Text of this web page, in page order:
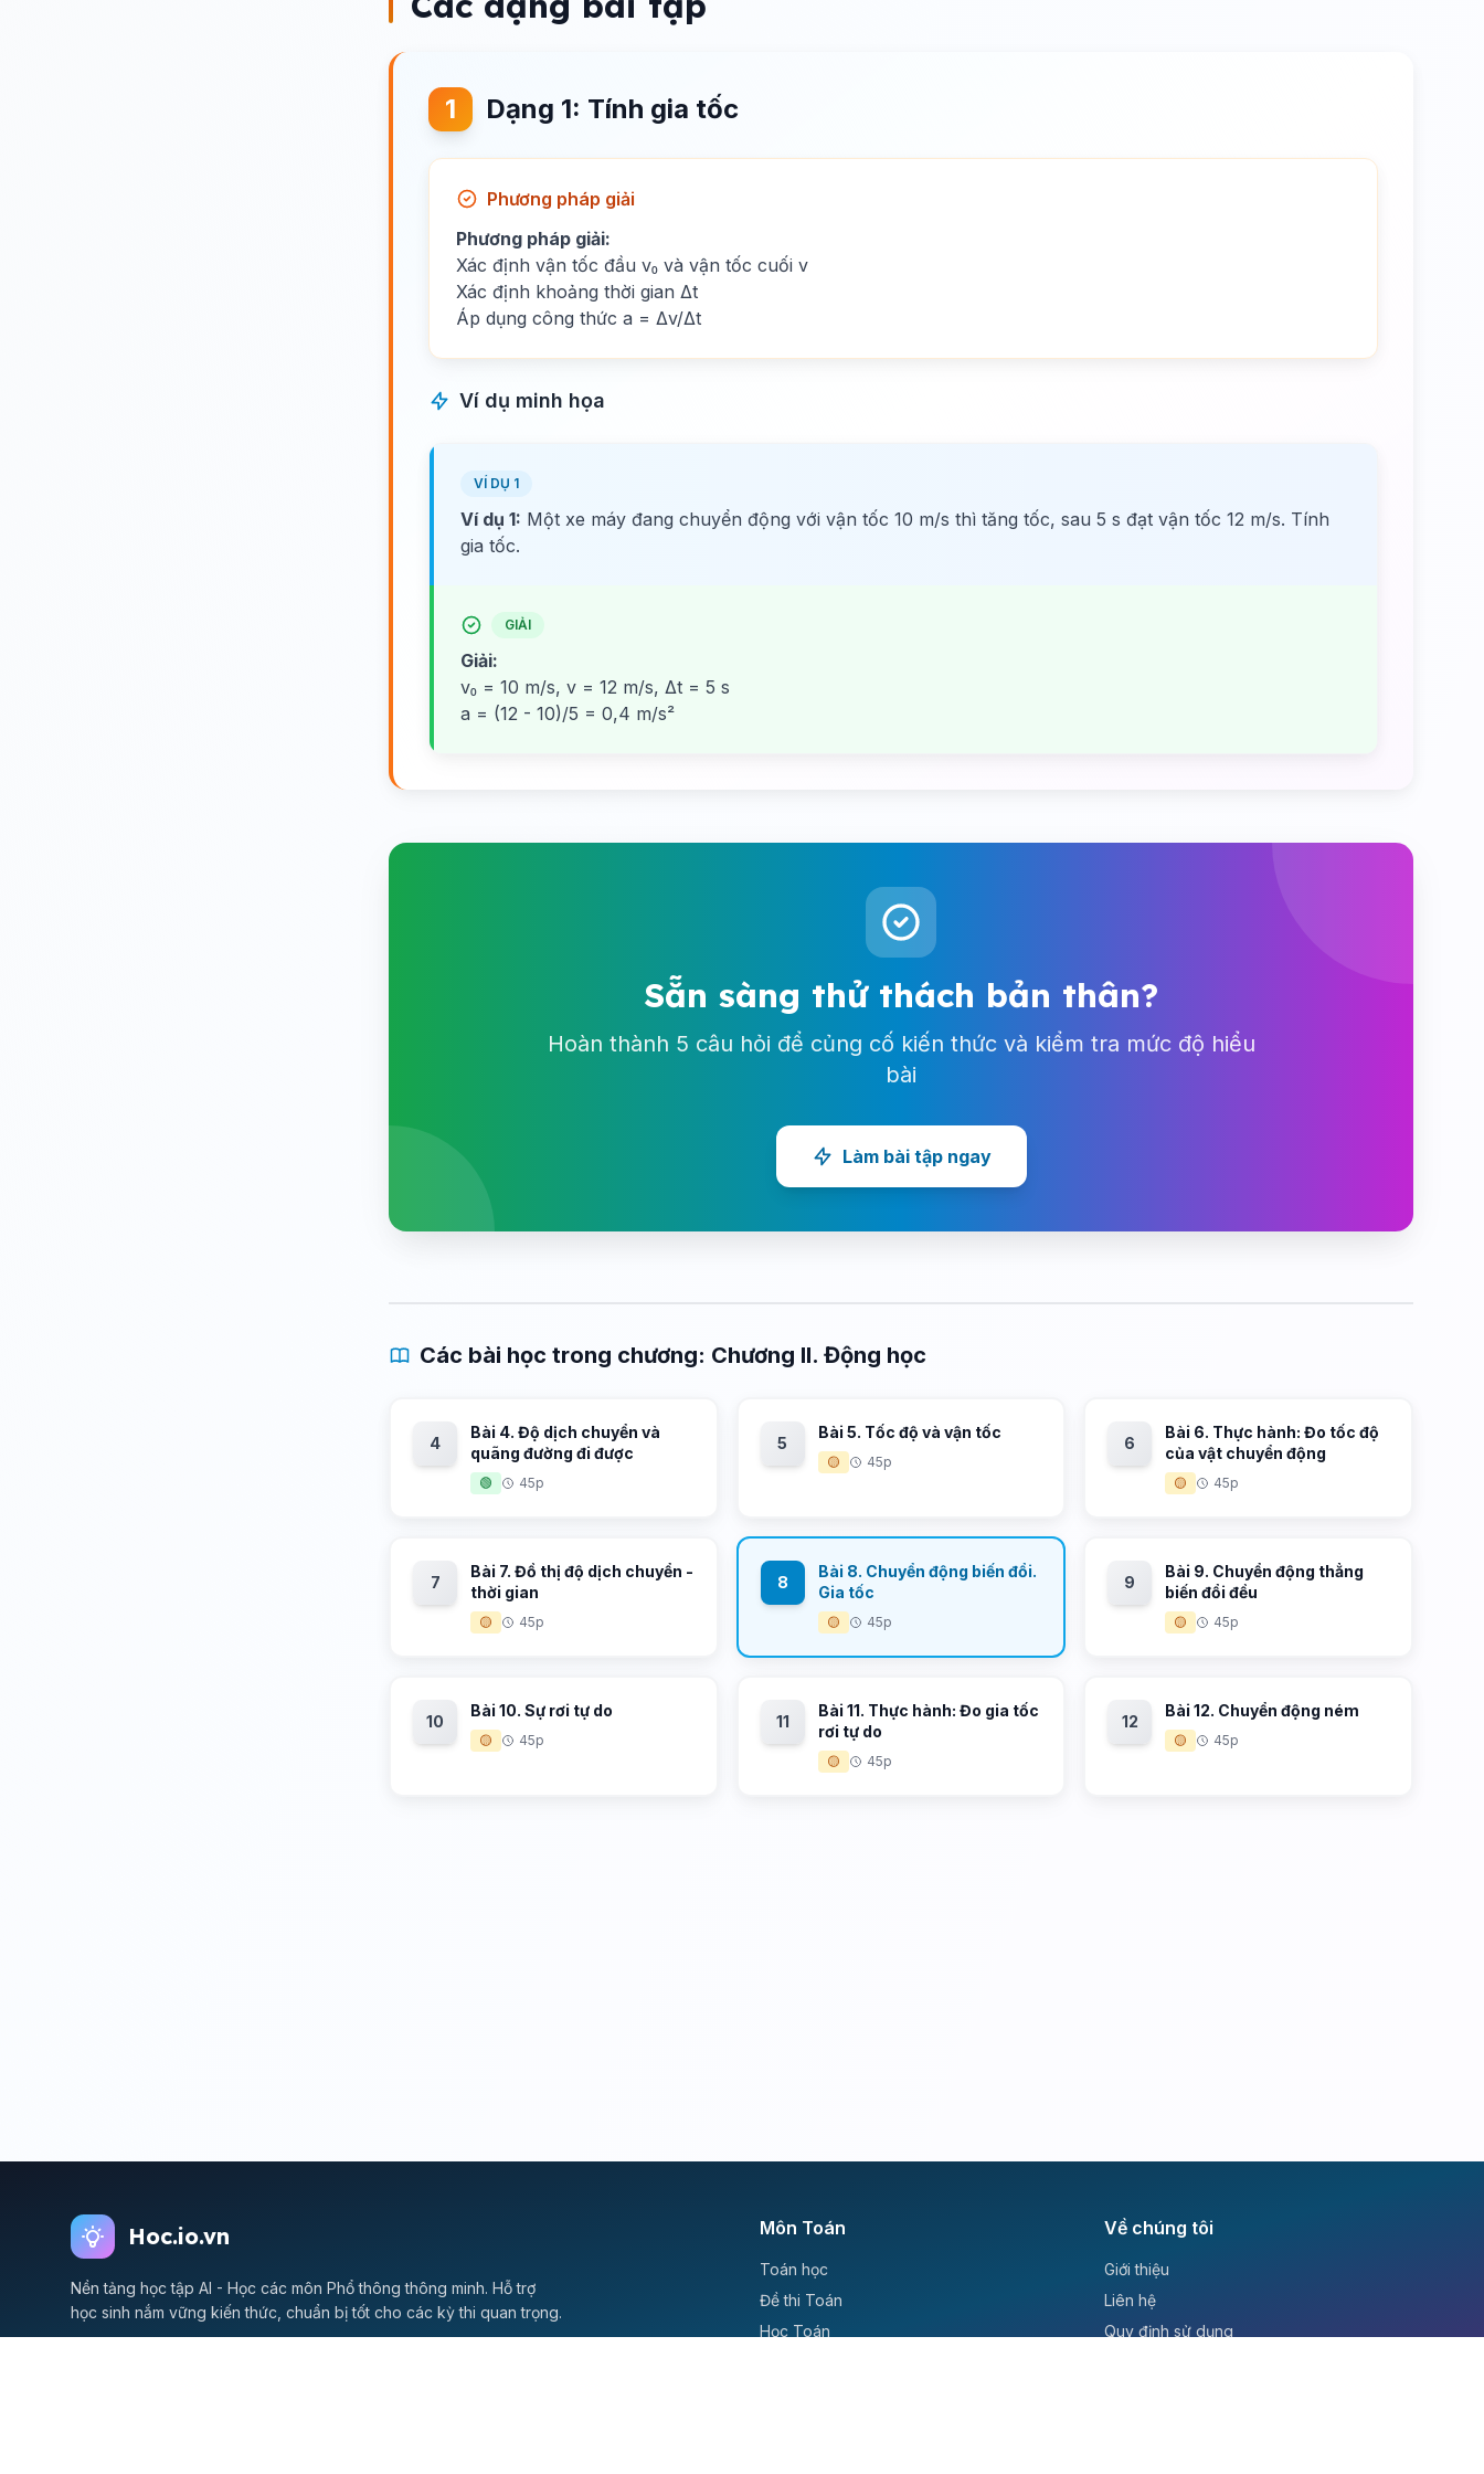
1 Dạng 1: Tính gia tốc
Phương pháp giải
Phương pháp giải:
Xác định vận tốc đầu v₀ và vận tốc cuối v
Xác định khoảng thời gian Δt
Áp dụng công thức a = Δv/Δt
Ví dụ minh họa
VÍ DỤ 1
Ví dụ 1: Một xe máy đang chuyển động với vận tốc 10 m/s thì tăng tốc, sau 5 s đạt vận tốc 12 m/s. Tính
gia tốc.
GIẢI
Giải:
v₀ = 10 m/s, v = 12 m/s, Δt = 5 s
a = (12 - 10)/5 = 0,4 m/s²
Sẵn sàng thử thách bản thân?
Hoàn thành 5 câu hỏi để củng cố kiến thức và kiểm tra mức độ hiểu
bài
Làm bài tập ngay
Các bài học trong chương: Chương II. Động học
4
Bài 4. Độ dịch chuyển và
quãng đường đi được
🟢 45p
5
Bài 5. Tốc độ và vận tốc
🟡 45p
6
Bài 6. Thực hành: Đo tốc độ
của vật chuyển động
🟡 45p
7
Bài 7. Đồ thị độ dịch chuyển -
thời gian
🟡 45p
8
Bài 8. Chuyển động biến đổi.
Gia tốc
🟡 45p
9
Bài 9. Chuyển động thẳng
biến đổi đều
🟡 45p
10
Bài 10. Sự rơi tự do
🟡 45p
11
Bài 11. Thực hành: Đo gia tốc
rơi tự do
🟡 45p
12
Bài 12. Chuyển động ném
🟡 45p
Hoc.io.vn
Nền tảng học tập AI - Học các môn Phổ thông thông minh. Hỗ trợ
học sinh nắm vững kiến thức, chuẩn bị tốt cho các kỳ thi quan trọng.
Môn Toán
Toán học
Đề thi Toán
Học Toán
Về chúng tôi
Giới thiệu
Liên hệ
Quy định sử dụng